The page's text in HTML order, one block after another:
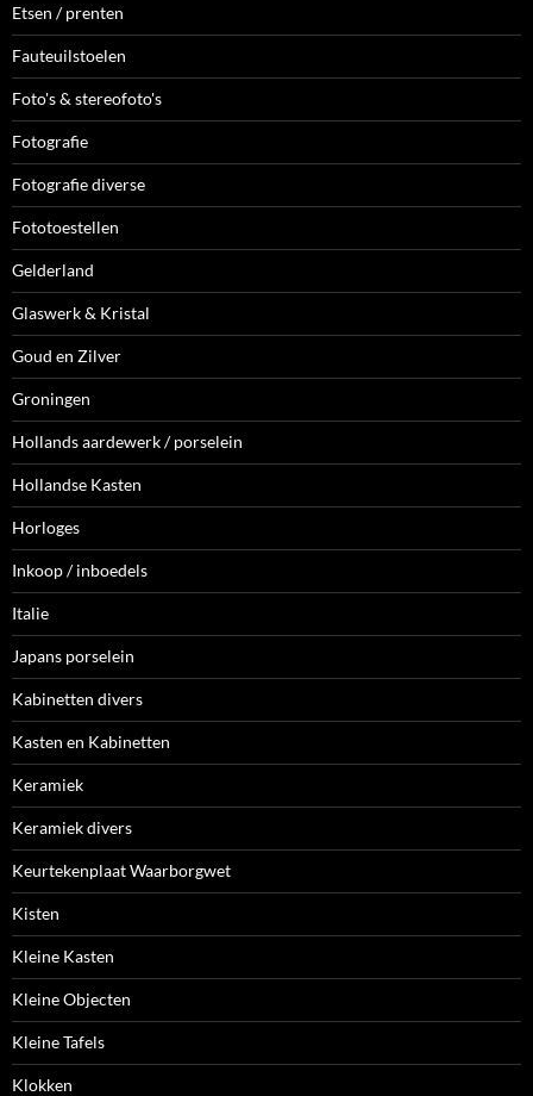
Etsen / prenten
Fauteuilstoelen
Foto's & stereofoto's
Fotografie
Fotografie diverse
Fototoestellen
Gelderland
Glaswerk & Kristal
Goud en Zilver
Groningen
Hollands aardewerk / porselein
Hollandse Kasten
Horloges
Inkoop / inboedels
Italie
Japans porselein
Kabinetten divers
Kasten en Kabinetten
Keramiek
Keramiek divers
Keurtekenplaat Waarborgwet
Kisten
Kleine Kasten
Kleine Objecten
Kleine Tafels
Klokken